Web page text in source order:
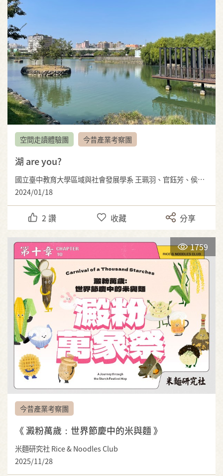
空間走讀體驗團 今昔產業考察團
湖 are you?
國立臺中教育大學區域與社會發展學系 王珮羽、官鈺芳、侯彣蓁、張巧怡、蔡寶儀 指導老師：吳幸玲
2024/01/18
2 讚 收藏 分享
1759
今昔產業考察團
《 澱粉萬歲：世界節慶中的米與麵 》
米麵研究社 Rice & Noodles Club
2025/11/28